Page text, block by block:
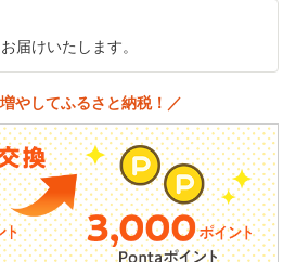
届けいたします。
やしてふるさと納税！／